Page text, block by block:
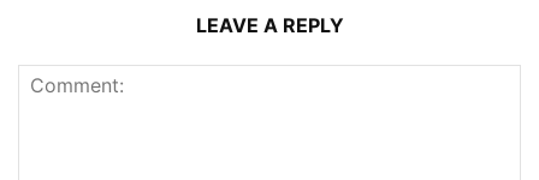
LEAVE A REPLY